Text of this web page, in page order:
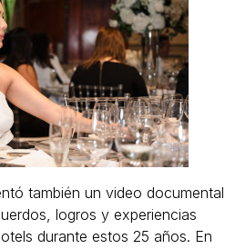
también un video documental
logros y experiencias
durante estos 25 años. En